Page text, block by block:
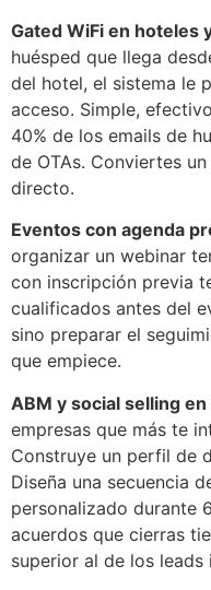
Gated WiFi en hoteles
huésped que llega
del hotel, el sistema le
acceso. Simple,
40% de los emails de
de OTAs. Conviertes
directo.
Eventos con agenda
organizar un webinar
con inscripción previa
cualificados antes del
sino preparar el
que empiece.
ABM y social selling en
empresas que más te
Construye un perfil de
Diseña una secuencia
personalizado durante
acuerdos que cierras
superior al de los leads